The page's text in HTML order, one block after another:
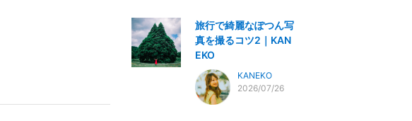
旅行で綺麗なぽつん写
真を撮るコツ2｜KAN
EKO
KANEKO
2026/07/26